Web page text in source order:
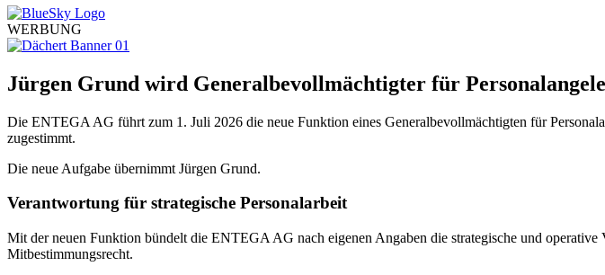
WERBUNG
Jürgen Grund wird Generalbevollmächtigter für
Die ENTEGA AG führt zum 1. Juli 2026 die neue Funktion eines Generalbevollmächtigten für
zugestimmt.
Die neue Aufgabe übernimmt Jürgen Grund.
Verantwortung für strategische Personalarbeit
Mit der neuen Funktion bündelt die ENTEGA AG nach eigenen Angaben die strategische und
Mitbestimmungsrecht.